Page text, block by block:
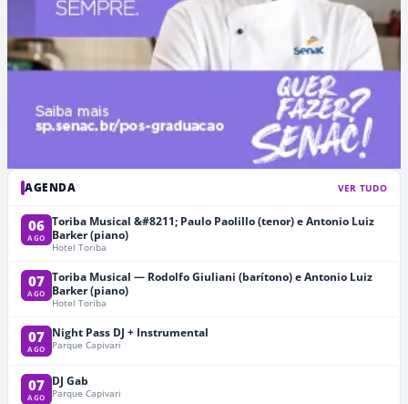
AGENDA VER TUDO
06
AGO
Toriba Musical &#8211; Paulo Paolillo (tenor) e Antonio Luiz
Barker (piano)
Hotel Toriba
07
AGO
Toriba Musical — Rodolfo Giuliani (barítono) e Antonio Luiz
Barker (piano)
Hotel Toriba
07
AGO
Night Pass DJ + Instrumental
Parque Capivari
07
AGO
DJ Gab
Parque Capivari